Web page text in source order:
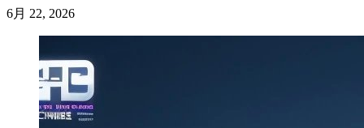
6月 22, 2026